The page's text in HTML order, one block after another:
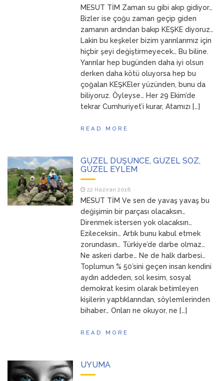
ANNEMMESUT TİM Zaman su gibi akıp gidiyor…
Bizler ise çoğu zaman geçip giden
zamanın ardından bakıp KEŞKE diyoruz…
Lakin bu keşkeler bizim yarınlarımız için
hiçbir şeyi değiştirmeyecek… Bu biline.
Yarınlar hep bugünden daha iyi olsun
derken daha kötü oluyorsa hep bu
çoğalan KEŞKEler yüzünden, bunu da
biliyoruz. Öyleyse… Her 29 Ekim’de
tekrar Cumhuriyet’i kurar, Atamızı […]
READ MORE
GÜZEL DÜŞÜNCE, GÜZEL SÖZ,
GÜZEL EYLEM
22 Haziran 2018
MESUT TİM Ve sen de yavaş yavaş bu
değişimin bir parçası olacaksın…
Direnmek istersen yok olacaksın…
Ezileceksin… Artık bunu kabul etmek
zorundasın… Türkiye’de darbe olmaz…
Ne askeri darbe… Ne de halk darbesi…
Toplumun % 50’sini geçen insan kendini
aydın addeden, sol kesim, sosyal
demokrat kesim olarak betimleyen
kişilerin yaptıklarından, söylemlerinden
bihaber… Onları ne okuyor, ne […]
READ MORE
UYUMA